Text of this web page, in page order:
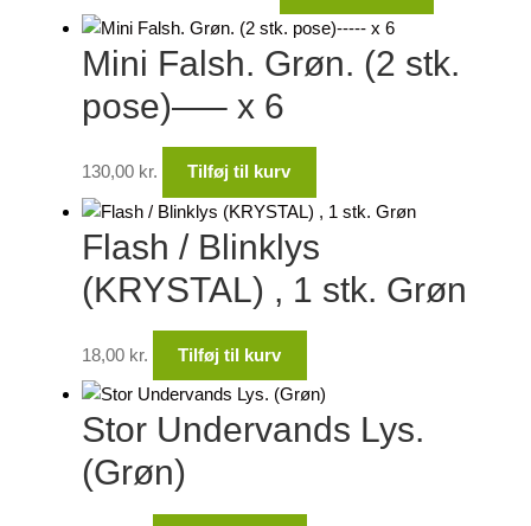
pris
var:
15,00 kr..
pris
er:
10,00 kr..
Mini Falsh. Grøn. (2 stk.
pose)—– x 6
130,00 kr. Tilføj til kurv
Flash / Blinklys
(KRYSTAL) , 1 stk. Grøn
18,00 kr. Tilføj til kurv
Stor Undervands Lys.
(Grøn)